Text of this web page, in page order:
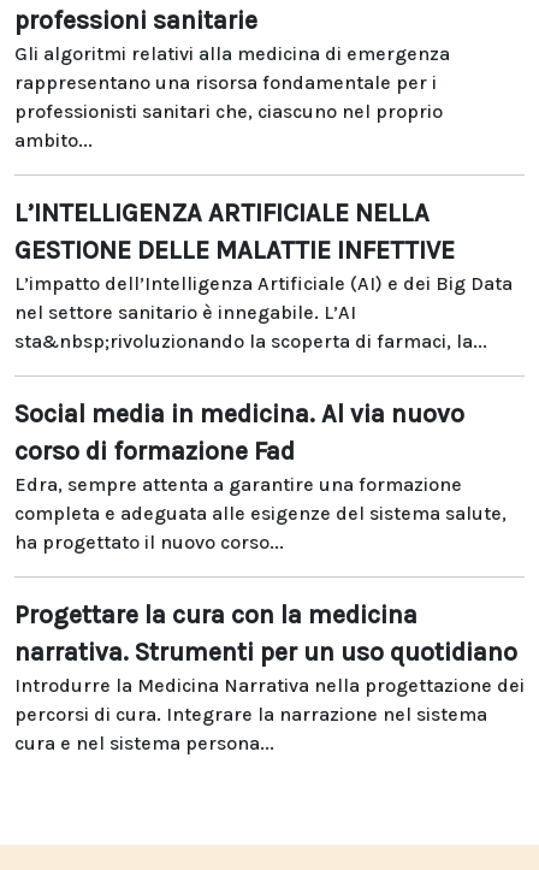
professioni sanitarie
Gli algoritmi relativi alla medicina di emergenza
rappresentano una risorsa fondamentale per i
professionisti sanitari che, ciascuno nel proprio
ambito...
L’INTELLIGENZA ARTIFICIALE NELLA
GESTIONE DELLE MALATTIE INFETTIVE
L’impatto dell’Intelligenza Artificiale (AI) e dei Big Data
nel settore sanitario è innegabile. L’AI
sta&nbsp;rivoluzionando la scoperta di farmaci, la...
Social media in medicina. Al via nuovo
corso di formazione Fad
Edra, sempre attenta a garantire una formazione
completa e adeguata alle esigenze del sistema salute,
ha progettato il nuovo corso...
Progettare la cura con la medicina
narrativa. Strumenti per un uso quotidiano
Introdurre la Medicina Narrativa nella progettazione dei
percorsi di cura. Integrare la narrazione nel sistema
cura e nel sistema persona...